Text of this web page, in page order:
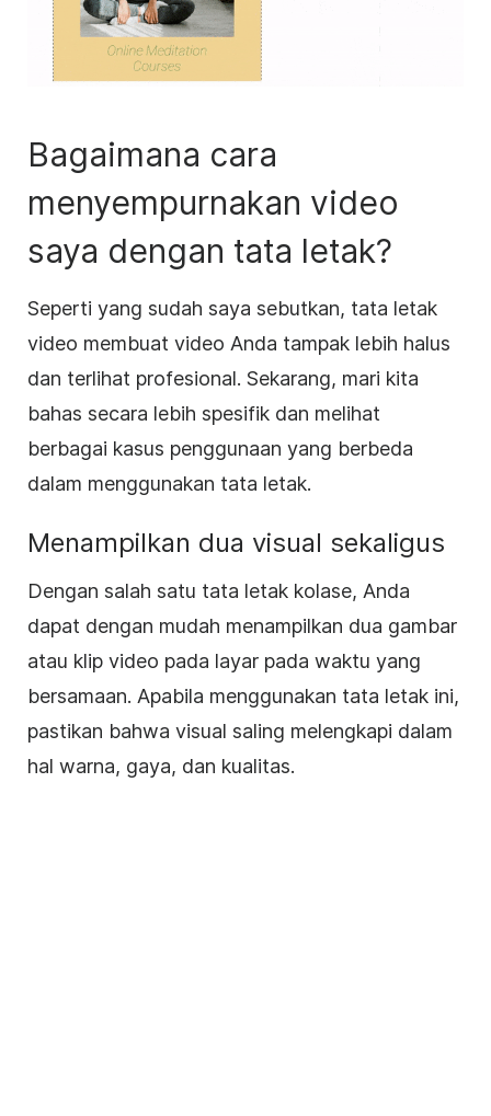
Bagaimana cara
menyempurnakan video
saya dengan tata letak?
Seperti yang sudah saya sebutkan, tata letak
video membuat video Anda tampak lebih halus
dan terlihat profesional. Sekarang, mari kita
bahas secara lebih spesifik dan melihat
berbagai kasus penggunaan yang berbeda
dalam menggunakan tata letak.
Menampilkan dua visual sekaligus
Dengan salah satu tata letak kolase, Anda
dapat dengan mudah menampilkan dua gambar
atau klip video pada layar pada waktu yang
bersamaan. Apabila menggunakan tata letak ini,
pastikan bahwa visual saling melengkapi dalam
hal warna, gaya, dan kualitas.